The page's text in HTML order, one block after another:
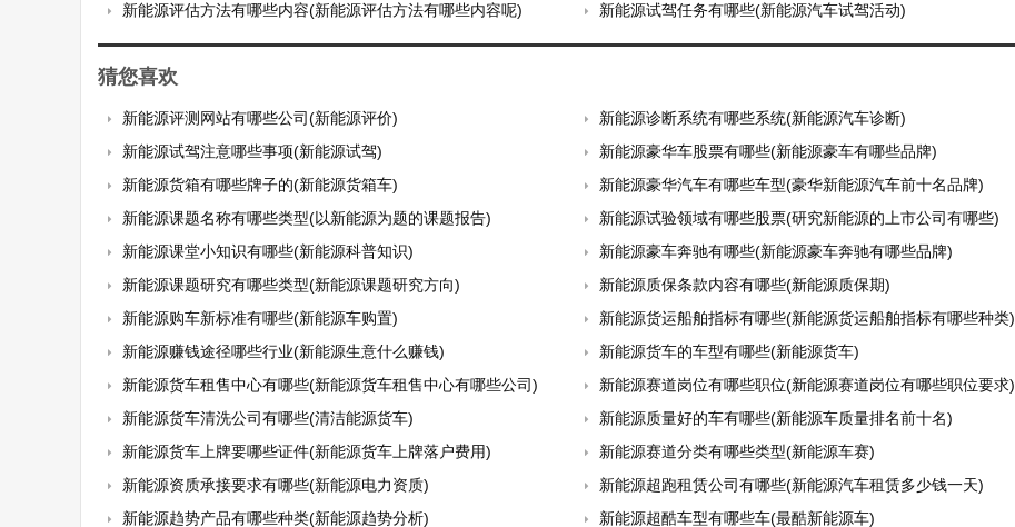
新能源评估方法有哪些内容(新能源评估方法有哪些内容呢)
新能源试驾任务有哪些(新能源汽车试驾活动)
猜您喜欢
新能源评测网站有哪些公司(新能源评价)
新能源诊断系统有哪些系统(新能源汽车诊断)
新能源试驾注意哪些事项(新能源试驾)
新能源豪华车股票有哪些(新能源豪车有哪些品牌)
新能源货箱有哪些牌子的(新能源货箱车)
新能源豪华汽车有哪些车型(豪华新能源汽车前十名品牌)
新能源课题名称有哪些类型(以新能源为题的课题报告)
新能源试验领域有哪些股票(研究新能源的上市公司有哪些)
新能源课堂小知识有哪些(新能源科普知识)
新能源豪车奔驰有哪些(新能源豪车奔驰有哪些品牌)
新能源课题研究有哪些类型(新能源课题研究方向)
新能源质保条款内容有哪些(新能源质保期)
新能源购车新标准有哪些(新能源车购置)
新能源货运船舶指标有哪些(新能源货运船舶指标有哪些种类)
新能源赚钱途径哪些行业(新能源生意什么赚钱)
新能源货车的车型有哪些(新能源货车)
新能源货车租售中心有哪些(新能源货车租售中心有哪些公司)
新能源赛道岗位有哪些职位(新能源赛道岗位有哪些职位要求)
新能源货车清洗公司有哪些(清洁能源货车)
新能源质量好的车有哪些(新能源车质量排名前十名)
新能源货车上牌要哪些证件(新能源货车上牌落户费用)
新能源赛道分类有哪些类型(新能源车赛)
新能源资质承接要求有哪些(新能源电力资质)
新能源超跑租赁公司有哪些(新能源汽车租赁多少钱一天)
新能源趋势产品有哪些种类(新能源趋势分析)
新能源超酷车型有哪些车(最酷新能源车)